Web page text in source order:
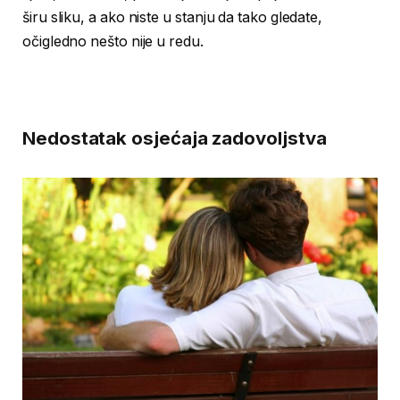
širu sliku, a ako niste u stanju da tako gledate,
očigledno nešto nije u redu.
Nedostatak osjećaja zadovoljstva